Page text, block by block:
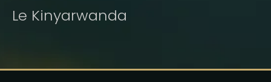
Le Kinyarwanda